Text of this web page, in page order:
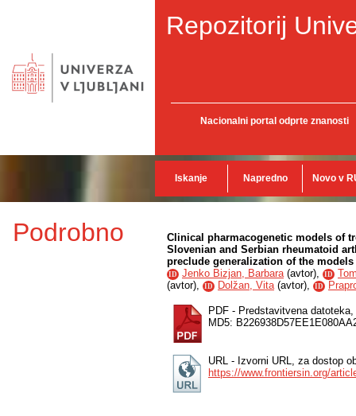
Repozitorij
Nacionalni portal odprte znanosti
Iskanje Napredno Novo v
Podrobno
Clinical pharmacogenetic models of
Slovenian and Serbian rheumatoid
preclude generalization of the models
ID Jenko Bizjan, Barbara(avtor), ID
(avtor), ID Dolžan, Vita(avtor), ID
PDF - Predstavitvena datoteka,
MD5:
URL - Izvorni URL, za dostop
https://www.frontiersin.org/